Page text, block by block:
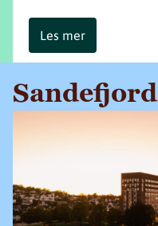
Les mer
Sandefjord